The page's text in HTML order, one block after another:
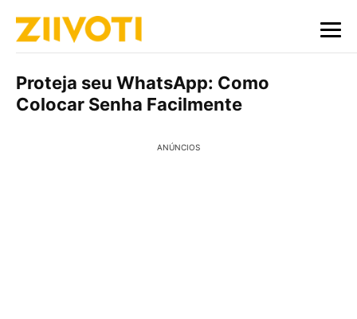
Proteja seu WhatsApp: Como
Colocar Senha Facilmente
ANÚNCIOS